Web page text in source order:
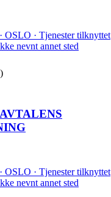
OSLO · Tjenester tilknyttet
nevnt annet sted
)
OSLO · Tjenester tilknyttet
nevnt annet sted